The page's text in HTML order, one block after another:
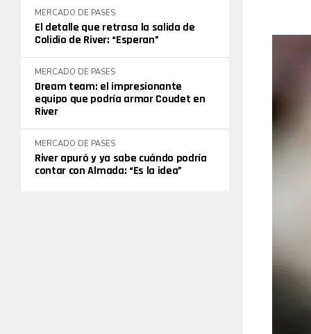
MERCADO DE PASES
El detalle que retrasa la salida de
Colidio de River: “Esperan”
MERCADO DE PASES
Dream team: el impresionante
equipo que podría armar Coudet en
River
MERCADO DE PASES
River apuró y ya sabe cuándo podría
contar con Almada: “Es la idea”